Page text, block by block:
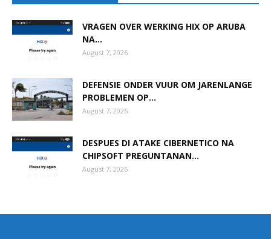
VRAGEN OVER WERKING HIX OP ARUBA
NA...
August 7, 2026
DEFENSIE ONDER VUUR OM JARENLANGE
PROBLEMEN OP...
August 7, 2026
DESPUES DI ATAKE CIBERNETICO NA
CHIPSOFT PREGUNTANAN...
August 7, 2026